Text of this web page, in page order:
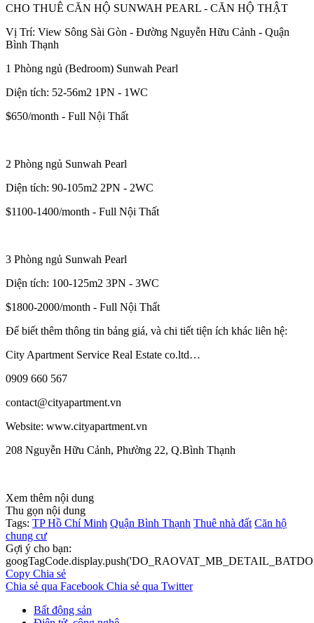
CHO THUÊ CĂN HỘ SUNWAH PEARL - CĂN HỘ THẬT
Vị Trí: View Sông Sài Gòn - Đường Nguyễn Hữu Cảnh - Quận
Bình Thạnh
1 Phòng ngủ (Bedroom) Sunwah Pearl
Diện tích: 52-56m2 1PN - 1WC
$650/month - Full Nội Thất
2 Phòng ngủ Sunwah Pearl
Diện tích: 90-105m2 2PN - 2WC
$1100-1400/month - Full Nội Thất
3 Phòng ngủ Sunwah Pearl
Diện tích: 100-125m2 3PN - 3WC
$1800-2000/month - Full Nội Thất
Để biết thêm thông tin bảng giá, và chi tiết tiện ích khác liên hệ:
City Apartment Service Real Estate co.ltd…
‎0909 660 567
contact@cityapartment.vn
Website: www.cityapartment.vn
208 Nguyễn Hữu Cảnh, Phường 22, Q.Bình Thạnh
Xem thêm nội dung
Thu gọn nội dung
Tags: TP Hồ Chí Minh Quận Bình Thạnh Thuê nhà đất Căn hộ
chung cư
Gợi ý cho bạn:
Copy Chia sẻ
Chia sẻ qua Facebook Chia sẻ qua Twitter
Bất động sản